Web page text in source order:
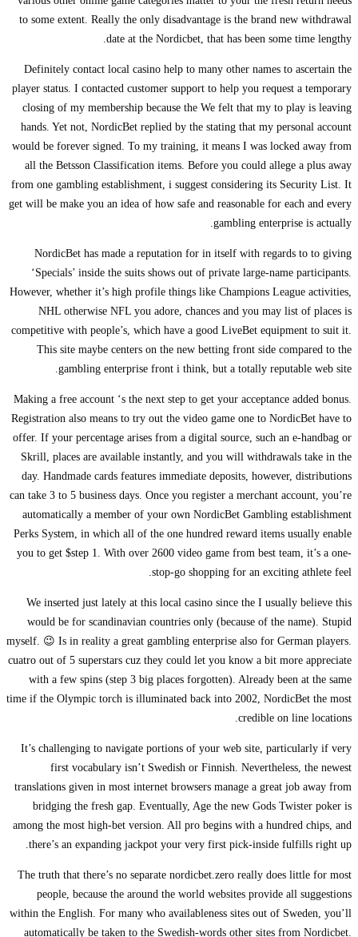
to some extent. Really the only disadvantage is the brand new withdrawal
date at the Nordicbet, that has been some time lengthy.
Definitely contact local casino help to many other names to ascertain the
player status. I contacted customer support to help you request a temporary
closing of my membership because the We felt that my to play is leaving
hands. Yet not, NordicBet replied by the stating that my personal account
would be forever signed. To my training, it means I was locked away from
all the Betsson Classification items. Before you could allege a plus away
from one gambling establishment, i suggest considering its Security List. It
get will be make you an idea of how safe and reasonable for each and every
gambling enterprise is actually.
NordicBet has made a reputation for in itself with regards to to giving
‘Specials’ inside the suits shows out of private large-name participants.
However, whether it’s high profile things like Champions League activities,
NHL otherwise NFL you adore, chances and you may list of places is
competitive with people’s, which have a good LiveBet equipment to suit it.
This site maybe centers on the new betting front side compared to the
gambling enterprise front i think, but a totally reputable web site.
Making a free account ‘s the next step to get your acceptance added bonus.
Registration also means to try out the video game one to NordicBet have to
offer. If your percentage arises from a digital source, such an e-handbag or
Skrill, places are available instantly, and you will withdrawals take in the
day. Handmade cards features immediate deposits, however, distributions
can take 3 to 5 business days. Once you register a merchant account, you’re
automatically a member of your own NordicBet Gambling establishment
Perks System, in which all of the one hundred reward items usually enable
you to get $step 1. With over 2600 video game from best team, it’s a one-
stop-go shopping for an exciting athlete feel.
We inserted just lately at this local casino since the I usually believe this
would be for scandinavian countries only (because of the name). Stupid
myself. 😉 Is in reality a great gambling enterprise also for German players.
cuatro out of 5 superstars cuz they could let you know a bit more appreciate
with a few spins (step 3 big places forgotten). Already been at the same
time if the Olympic torch is illuminated back into 2002, NordicBet the most
credible on line locations.
It’s challenging to navigate portions of your web site, particularly if very
first vocabulary isn’t Swedish or Finnish. Nevertheless, the newest
translations given in most internet browsers manage a great job away from
bridging the fresh gap. Eventually, Age the new Gods Twister poker is
among the most high-bet version. All pro begins with a hundred chips, and
there’s an expanding jackpot your very first pick-inside fulfills right up.
The truth that there’s no separate nordicbet.zero really does little for most
people, because the around the world websites provide all suggestions
within the English. For many who availableness sites out of Sweden, you’ll
automatically be taken to the Swedish-words other sites from Nordicbet.